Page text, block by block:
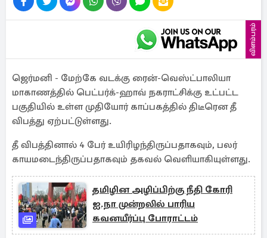
விளம்பரம்
ஜெர்மனி - மேற்கே வடக்கு ரைன்-வெஸ்ட்பாலியா
மாகாணத்தில் பெட்பர்க்-ஹாவ் நகராட்சிக்கு உட்பட்ட
பகுதியில் உள்ள முதியோர் காப்பகத்தில் திடீரென தீ
விபத்து ஏற்பட்டுள்ளது.
தீ விபத்தினால் 4 பேர் உயிரிழந்திருப்பதாகவும், பலர்
காயமடைந்திருப்பதாகவும் தகவல் வெளியாகியுள்ளது.
தமிழின அழிப்பிற்கு நீதி கோரி
ஐ.நா முன்றலில் பாரிய
கவனயீர்ப்பு போராட்டம்